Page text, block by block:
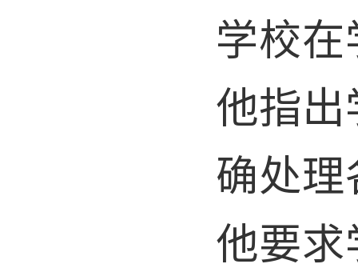
学校
他指
确处
他要